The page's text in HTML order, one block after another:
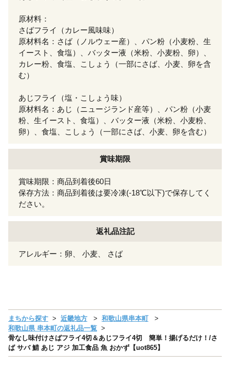
原材料：
さばフライ（カレー風味味）
原材料名：さば（ノルウェー産）、パン粉（小麦粉、生
イースト、食塩）、バッター液（米粉、小麦粉、卵）、
カレー粉、食塩、こしょう（一部にさば、小麦、卵を含
む）
あじフライ（塩・こしょう味）
原材料名：あじ（ニュージランド産等）、パン粉（小麦
粉、生イースト、食塩）、バッター液（米粉、小麦粉、
卵）、食塩、こしょう（一部にさば、小麦、卵を含む）
賞味期限
賞味期限：商品到着後60日
保存方法：商品到着後は要冷凍(-18℃以下)で保存してく
ださい。
返礼品注記
アレルギー：卵、 小麦、 さば
まちから探す 近畿地方
和歌山県串本町
和歌山県 串本町の返礼品一覧
骨なし味付けさばフライ4切＆あじフライ4切 簡単！揚げるだけ！/さ
ば サバ 鯖 あじ アジ 加工食品 魚 おかず【uot865】